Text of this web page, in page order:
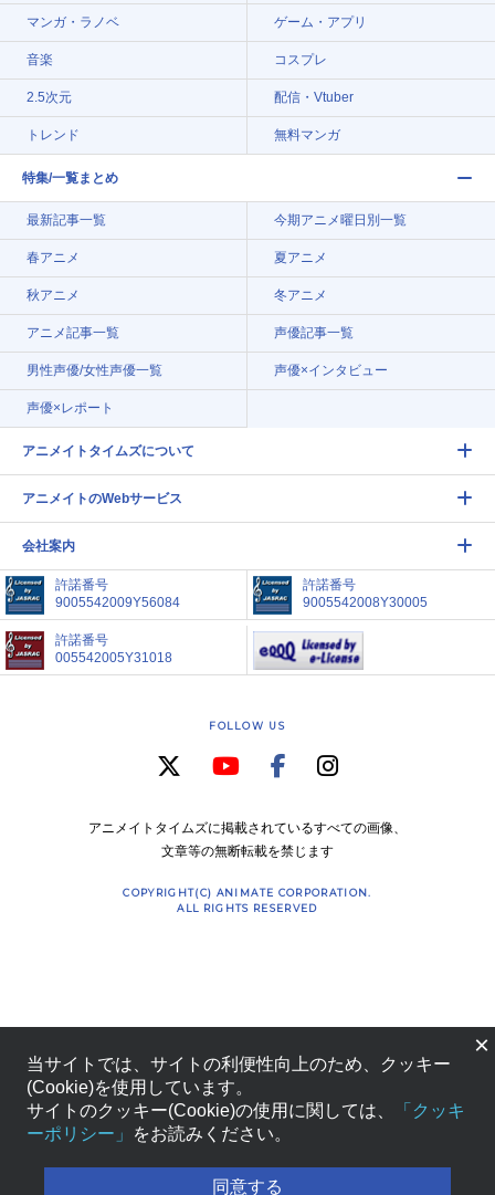
マンガ・ラノベ ゲーム・アプリ
音楽 コスプレ
2.5次元 配信・Vtuber
トレンド 無料マンガ
特集/一覧まとめ
最新記事一覧 今期アニメ曜日別一覧
春アニメ 夏アニメ
秋アニメ 冬アニメ
アニメ記事一覧 声優記事一覧
男性声優/女性声優一覧 声優×インタビュー
声優×レポート
アニメイトタイムズについて
アニメイトのWebサービス
会社案内
許諾番号
9005542009Y56084
許諾番号
9005542008Y30005
許諾番号
005542005Y31018
FOLLOW US
アニメイトタイムズに掲載されているすべての画像、
文章等の無断転載を禁じます
COPYRIGHT(C) ANIMATE CORPORATION.
ALL RIGHTS RESERVED
×
当サイトでは、サイトの利便性向上のため、クッキー
(Cookie)を使用しています。
サイトのクッキー(Cookie)の使用に関しては、
「クッキ
ーポリシー」
をお読みください。
同意する